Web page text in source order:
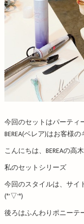
今回のセットはパーティ
BEREA(ベレア)はお客様
こんにちは、BEREAの高
私のセットシリーズ
今回のスタイルは、サイ
(*'▽'*)
後ろはふんわりポニーテ